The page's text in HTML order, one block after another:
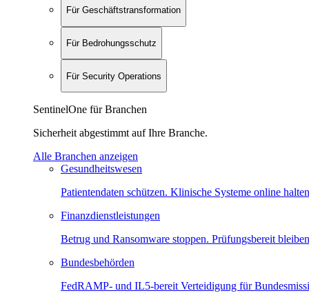
Für Geschäftstransformation
Für Bedrohungsschutz
Für Security Operations
SentinelOne für Branchen
Sicherheit abgestimmt auf Ihre Branche.
Alle Branchen anzeigen
Gesundheitswesen
Patientendaten schützen. Klinische Systeme online
Finanzdienstleistungen
Betrug und Ransomware stoppen. Prüfungsbereit
Bundesbehörden
FedRAMP- und IL5-bereit Verteidigung für